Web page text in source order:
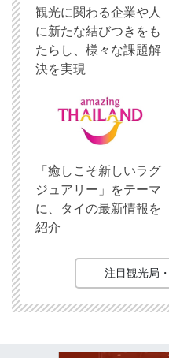
観光に関わる企業や人
に新たな結びつきをも
たらし、様々な課題解
決を実現
「癒しこそ新しいラグ
ジュアリー」をテーマ
に、タイの最新情報を
紹介
注目観光局